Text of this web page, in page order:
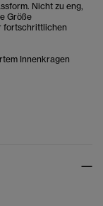
Nicht zu eng,
Größe
fortschrittlichen
Innenkragen